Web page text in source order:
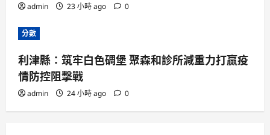
admin 23 小時 ago 0
分數
利津縣：筑牢白色碉堡 聚森和診所減重力打贏疫
情防控阻擊戰
admin 24 小時 ago 0